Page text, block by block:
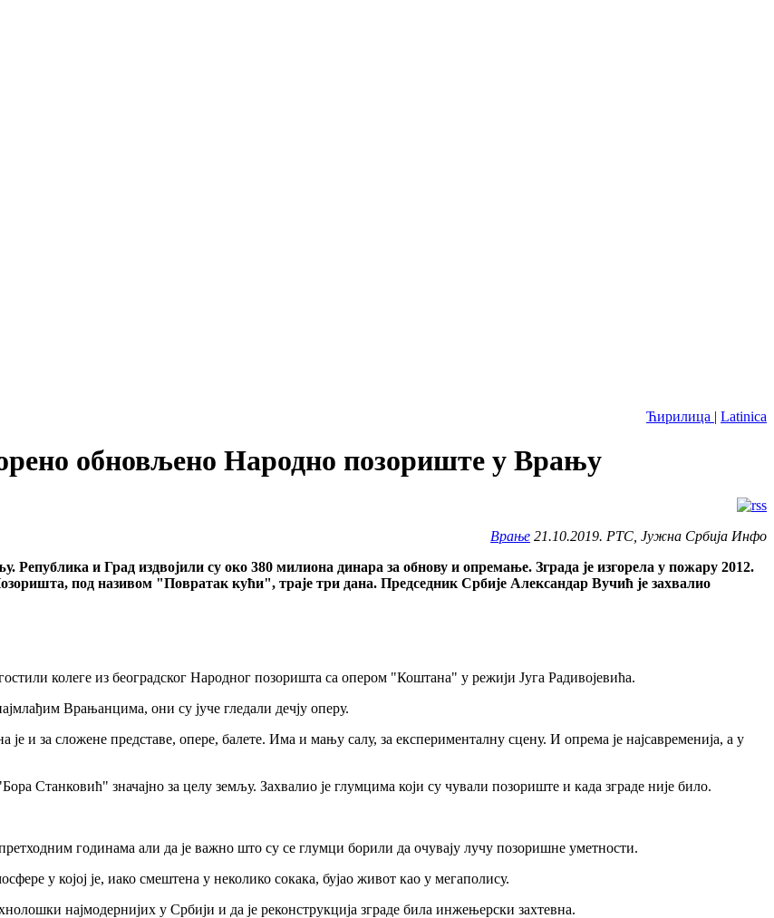
Ћирилица | Latinica
обновљено Народно позориште у Врању
Врање 21.10.2019. РТС, Јужна Србија Инфо
и Град издвојили су око 380 милиона динара за обнову и опремање. Зграда је изгорела у пожару 2012.
под називом "Повратак кући", траје три дана. Председник Србије Александар Вучић је захвалио
колеге из београдског Народног позоришта са опером "Коштана" у режији Југа Радивојевића.
Врањанцима, они су јуче гледали дечју оперу.
и за сложене представе, опере, балете. Има и мању салу, за експерименталну сцену. И опрема је најсавременија, а у
Станковић" значајно за целу земљу. Захвалио је глумцима који су чували позориште и када зграде није било.
годинама али да је важно што су се глумци борили да очувају лучу позоришне уметности.
у којој је, иако смештена у неколико сокака, бујао живот као у мегаполису.
најмодернијих у Србији и да је реконструкција зграде била инжењерски захтевна.